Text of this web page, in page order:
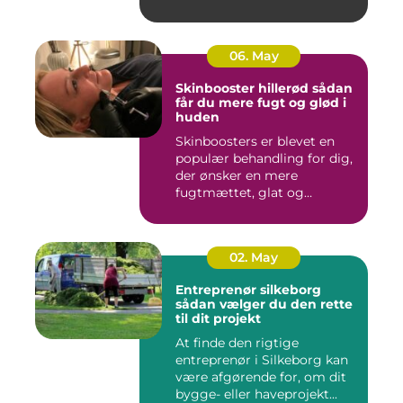
06. May
Skinbooster hillerød sådan
får du mere fugt og glød i
huden
Skinboosters er blevet en
populær behandling for dig,
der ønsker en mere
fugtmættet, glat og
02. May
Entreprenør silkeborg
sådan vælger du den rette
til dit projekt
At finde den rigtige
entreprenør i Silkeborg kan
være afgørende for, om dit
bygge- eller haveprojekt...